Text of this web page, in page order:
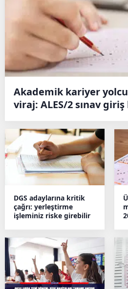
Akademik kariyer
viraj: ALES/2 sınav
DGS adaylarına kritik
çağrı: yerleştirme
işleminiz riske girebilir